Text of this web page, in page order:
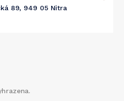
89, 949 05 Nitra